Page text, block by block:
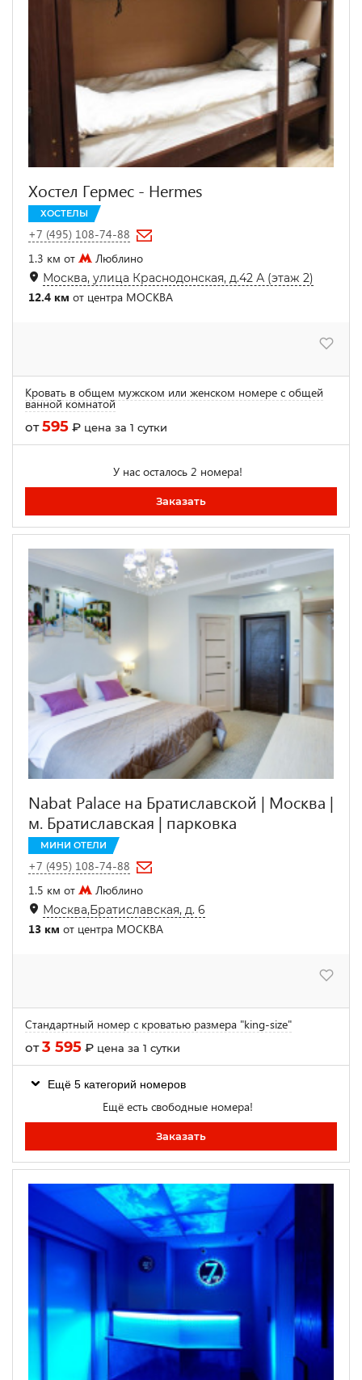
Хостел Гермес - Hermes
ХОСТЕЛЫ
+7 (495) 108-74-88
1.3 км от
Люблино
Москва, улица Краснодонская, д.42 А (этаж 2)
12.4 км от центра МОСКВА
Кровать в общем мужском или женском номере с общей
ванной комнатой
от595 ₽ цена за 1 сутки
У нас осталось 2 номера!
Заказать
Nabat Palace на Братиславской | Москва |
м. Братиславская | парковка
МИНИ ОТЕЛИ
+7 (495) 108-74-88
1.5 км от
Люблино
Москва,Братиславская, д. 6
13 км от центра МОСКВА
Стандартный номер с кроватью размера "king-size"
от3 595 ₽ цена за 1 сутки
Ещё 5 категорий номеров
Ещё есть свободные номера!
Заказать